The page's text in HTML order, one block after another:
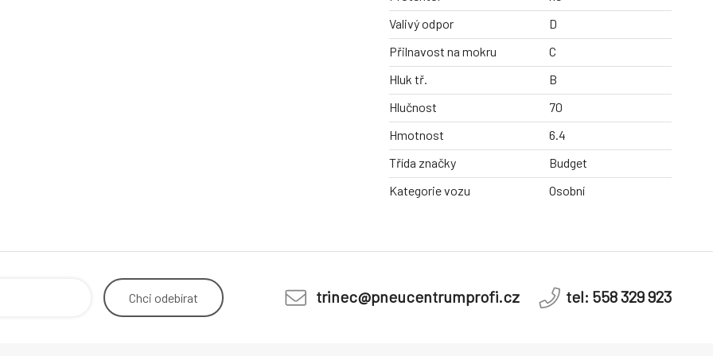
Valivý odpor
D
Přilnavost na mokru
C
Hluk tř.
B
Hlučnost
70
Hmotnost
6.4
Třída značky
Budget
Kategorie vozu
Osobní
Chci odebírat trinec@pneucentrumprofi.cz tel: 558 329 923